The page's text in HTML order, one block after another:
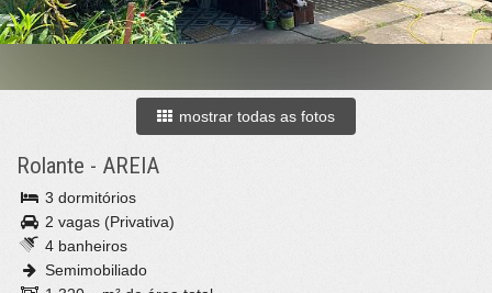
mostrar todas as fotos
Rolante - AREIA
3 dormitórios
2 vagas (Privativa)
4 banheiros
Semimobiliado